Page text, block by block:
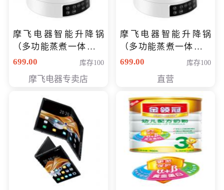
摩飞电器智能升降锅
（多功能蒸煮一体锅）
（智能升降养生锅） 会
699.00 库存100
摩飞电器专卖店
摩飞电器智能升降锅
（多功能蒸煮一体锅）
（智能升降养生锅） 会
699.00 库存100
直营